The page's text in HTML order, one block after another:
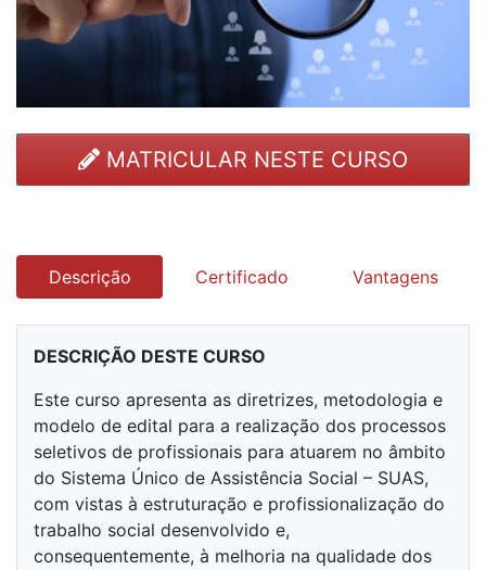
MATRICULAR NESTE CURSO
Descrição Certificado Vantagens
DESCRIÇÃO DESTE CURSO
Este curso apresenta as diretrizes, metodologia e
modelo de edital para a realização dos processos
seletivos de profissionais para atuarem no âmbito
do Sistema Único de Assistência Social – SUAS,
com vistas à estruturação e profissionalização do
trabalho social desenvolvido e,
consequentemente, à melhoria na qualidade dos